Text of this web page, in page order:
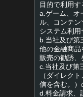
目的で利用す
a.ゲーム、オ
ル、コンテン
システム利
b.当社及び第
他の金融商品
販売の勧誘
c.当社及び第
（ダイレク
信を含む。）
d.料金請求、